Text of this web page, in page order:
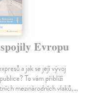
Evropu
a jak se její vývoj
To vám přiblíží
mezinárodních vlaků,…